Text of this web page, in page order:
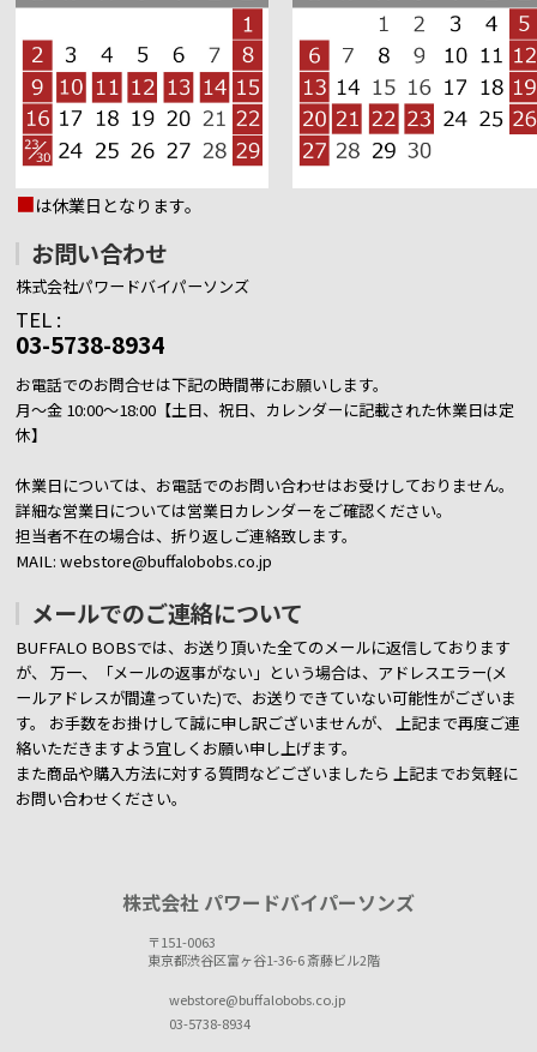
■は休業日となります。
お問い合わせ
株式会社パワードバイパーソンズ
TEL :
03-5738-8934
お電話でのお問合せは下記の時間帯にお願いします。
月～金 10:00～18:00【土日、祝日、カレンダーに記載された休業日は定
休】
休業日については、お電話でのお問い合わせはお受けしておりません。
詳細な営業日については営業日カレンダーをご確認ください。
担当者不在の場合は、折り返しご連絡致します。
MAIL: webstore@buffalobobs.co.jp
メールでのご連絡について
BUFFALO BOBSでは、お送り頂いた全てのメールに返信しております
が、
万一、「メールの返事がない」という場合は、アドレスエラー(メ
ールアドレスが間違っていた)で、お送りできていない可能性がございま
す。 お手数をお掛けして誠に申し訳ございませんが、 上記まで再度ご連
絡いただきますよう宜しくお願い申し上げます。
また商品や購入方法に対する質問などございましたら 上記までお気軽に
お問い合わせください。
株式会社 パワードバイパーソンズ
〒151-0063
東京都渋谷区富ヶ谷1-36-6 斎藤ビル2階
webstore@buffalobobs.co.jp
03-5738-8934